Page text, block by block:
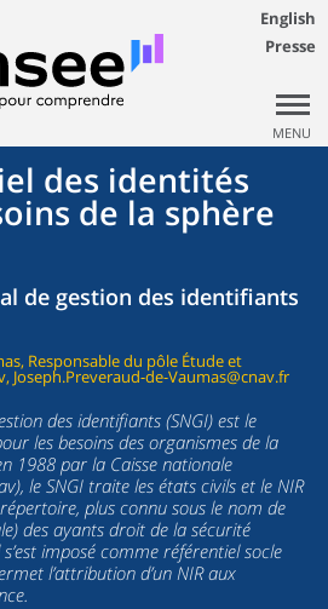
English
Presse
MENU
des identités
de la sphère
de gestion des identifiants
Responsable du pôle Étude et
Joseph.Preveraud-de-Vaumas@cnav.fr
des identifiants (SNGI) est le
les besoins des organismes de la
1988 par la Caisse nationale
le SNGI traite les états civils et le NIR
plus connu sous le nom de
des ayants droit de la sécurité
imposé comme référentiel socle
l’attribution d’un NIR aux